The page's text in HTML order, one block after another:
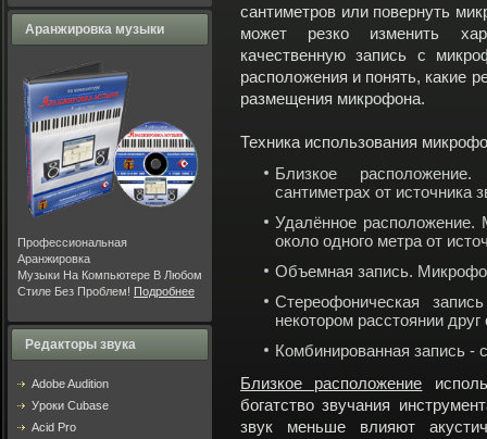
Аранжировка музыки
Профессиональная
Аранжировка
Музыки На Компьютере В Любом
Стиле Без Проблем! Подробнее
Редакторы звука
Adobe Audition
Уроки Cubase
Acid Pro
сантиметров или повернуть
может резко изменить
качественную запись с
расположения и понять, какие
размещения микрофона.
Техника использования
Близкое
сантиметрах от источника
Удалённое расположение.
около одного метра от
Объемная запись.
Стереофоническая
некотором расстоянии друг
Комбинированная запись
Близкое расположение
богатство звучания
звук меньше влияют